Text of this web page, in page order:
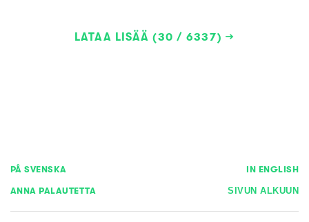
LATAA LISÄÄ (30 / 6337)
PÅ SVENSKA IN ENGLISH
ANNA PALAUTETTA SIVUN ALKUUN